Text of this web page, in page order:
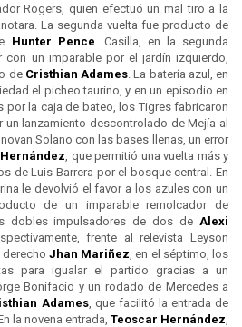
Rogers, quien efectuó un mal tiro a la
La segunda vuelta fue producto de
Hunter Pence . Casilla, en la segunda
con un imparable por el jardín izquierdo,
de Cristhian Adames . La batería azul, en
el picheo taurino, y en un episodio en
por la caja de bateo, los Tigres fabricaron
lanzamiento descontrolado de Mejía al
Solano con las bases llenas, un error
, que permitió una vuelta más y
de Luis Barrera por el bosque central. En
le devolvió el favor a los azules con un
de un imparable remolcador de
dobles impulsadores de dos de Alexi
frente al relevista Leyson
derechoJhan Mariñez , en el séptimo, los
para igualar el partido gracias a un
Bonifacio y un rodado de Mercedes a
Adames, que facilitó la entrada de
la novena entrada, Teoscar Hernández